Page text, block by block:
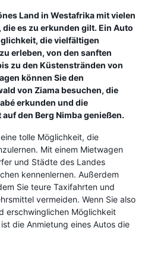
Land in Westafrika mit vielen
es zu erkunden gilt. Ein Auto
die vielfältigen
erleben, von den sanften
zu den Küstenstränden von
können Sie den
von Ziama besuchen, die
erkunden und die
den Berg Nimba genießen.
tolle Möglichkeit, die
Mit einem Mietwagen
und Städte des Landes
kennenlernen. Außerdem
Sie teure Taxifahrten und
vermeiden. Wenn Sie also
erschwinglichen Möglichkeit
die Anmietung eines Autos die